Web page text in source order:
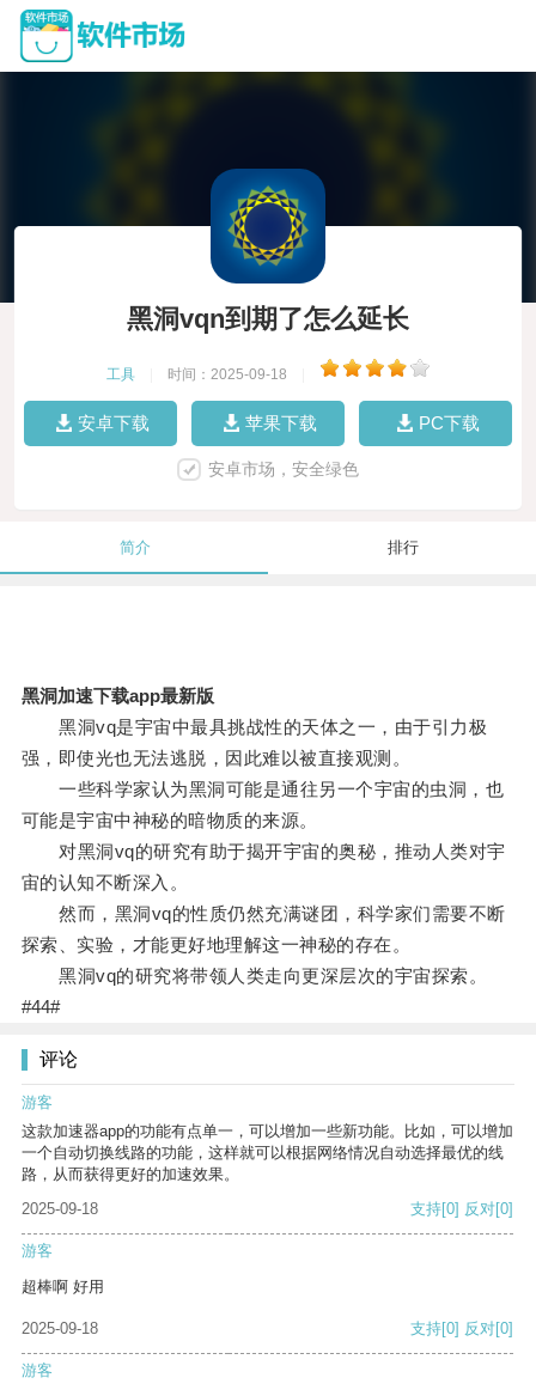
黑洞vqn到期了怎么延长
工具 时间：2025-09-18
安卓下载 苹果下载 PC下载
安卓市场，安全绿色
简介 排行
黑洞加速下载app最新版
黑洞vq是宇宙中最具挑战性的天体之一，由于引力极
强，即使光也无法逃脱，因此难以被直接观测。
一些科学家认为黑洞可能是通往另一个宇宙的虫洞，也
可能是宇宙中神秘的暗物质的来源。
对黑洞vq的研究有助于揭开宇宙的奥秘，推动人类对宇
宙的认知不断深入。
然而，黑洞vq的性质仍然充满谜团，科学家们需要不断
探索、实验，才能更好地理解这一神秘的存在。
黑洞vq的研究将带领人类走向更深层次的宇宙探索。
#44#
评论
游客
这款加速器app的功能有点单一，可以增加一些新功能。比如，可以增加
一个自动切换线路的功能，这样就可以根据网络情况自动选择最优的线
路，从而获得更好的加速效果。
2025-09-18
支持[0] 反对[0]
游客
超棒啊 好用
2025-09-18 支持[0] 反对[0]
游客